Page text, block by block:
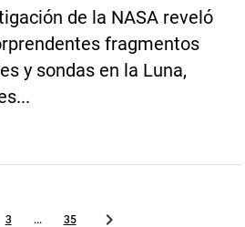
de la NASA reveló
fragmentos
y sondas en la Luna,
3 ... 35